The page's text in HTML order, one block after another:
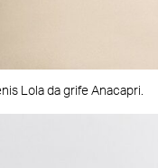
Lola da grife Anacapri.